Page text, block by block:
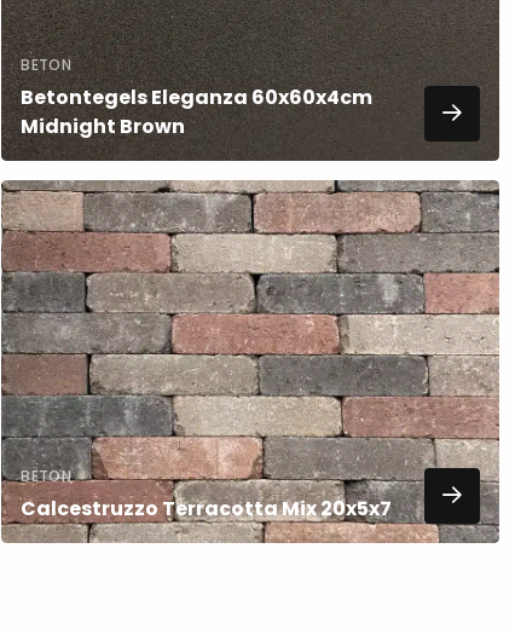
BETON
Betontegels Eleganza 60x60x4cm
Midnight Brown
BETON
Calcestruzzo Terracotta Mix 20x5x7
Lees
meer
over